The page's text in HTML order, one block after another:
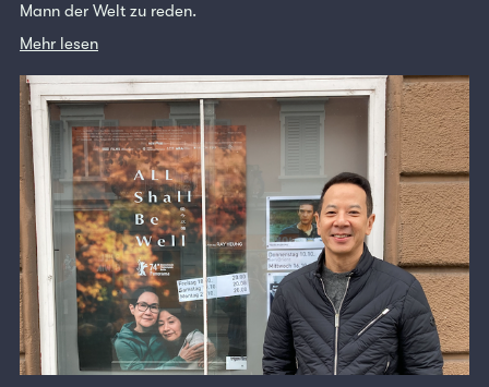
Mann der Welt zu reden.
Mehr lesen